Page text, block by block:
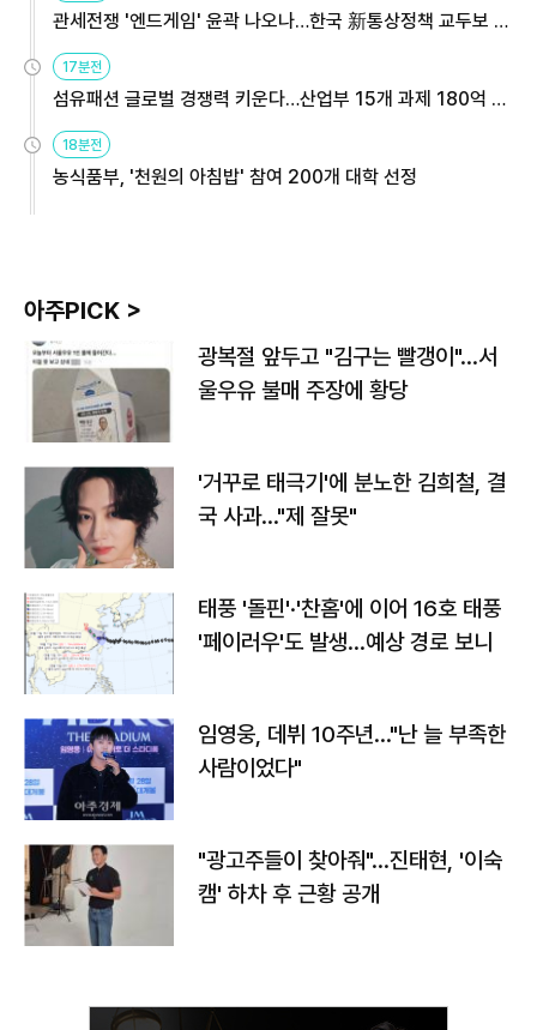
관세전쟁 '엔드게임' 윤곽 나오나…한국 新통상정책 교두보 활
용해야
17분전
섬유패션 글로벌 경쟁력 키운다…산업부 15개 과제 180억 지
원
18분전
농식품부, '천원의 아침밥' 참여 200개 대학 선정
아주PICK >
광복절 앞두고 "김구는 빨갱이"…서
울우유 불매 주장에 황당
'거꾸로 태극기'에 분노한 김희철, 결
국 사과…"제 잘못"
태풍 '돌핀'·'찬홈'에 이어 16호 태풍
'페이러우'도 발생…예상 경로 보니
임영웅, 데뷔 10주년…"난 늘 부족한
사람이었다"
"광고주들이 찾아줘"…진태현, '이숙
캠' 하차 후 근황 공개